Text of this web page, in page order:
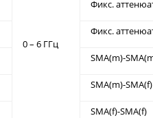
0 – 6 ГГц
Фикс.
Фикс.
SMA(m)-
SMA(m)-SMA(f)
SMA(f)-SMA(f)